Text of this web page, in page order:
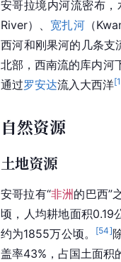
安哥拉境内河流密布
River）、 宽扎河（
西河和刚果河的几条支
北部，西南流的库内河
通过罗安达流入大西洋[
自然资源
土地资源
安哥拉有“非洲 的巴西”
顷，人均耕地面积0.19
约为1855万公顷。
[54]
盖率43%，占国土面积